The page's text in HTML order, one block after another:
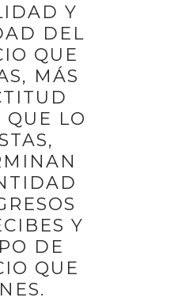
Y
DEL
QUE
MÁS
QUE LO
Y
DE
QUE